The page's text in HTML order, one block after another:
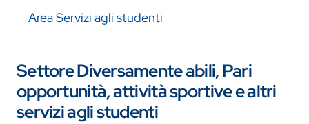
Area Servizi agli studenti
Settore Diversamente abili, Pari
opportunità, attività sportive e altri
servizi agli studenti